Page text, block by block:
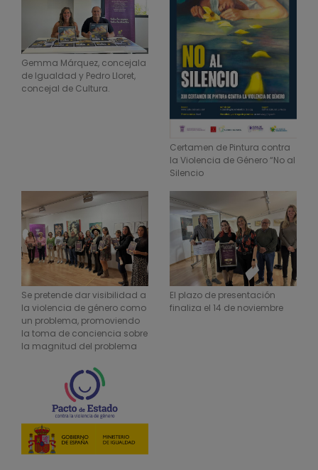
Gemma Márquez, concejala
de Igualdad y Pedro Lloret,
concejal de Cultura.
Certamen de Pintura contra
la Violencia de Género “No al
Silencio
Se pretende dar visibilidad a
la violencia de género como
un problema, promoviendo
la toma de conciencia sobre
la magnitud del problema
El plazo de presentación
finaliza el 14 de noviembre